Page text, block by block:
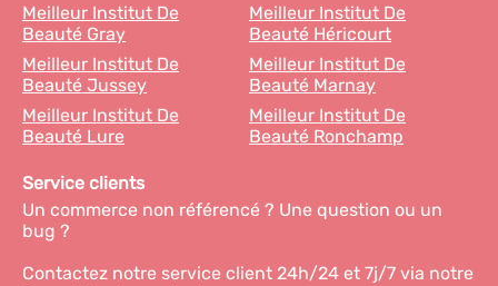
Meilleur Institut De
Beauté Gray
Meilleur Institut De
Beauté Héricourt
Meilleur Institut De
Beauté Jussey
Meilleur Institut De
Beauté Marnay
Meilleur Institut De
Beauté Lure
Meilleur Institut De
Beauté Ronchamp
Service clients
Un commerce non référencé ? Une question ou un
bug ?
Contactez notre service client 24h/24 et 7j/7 via notre